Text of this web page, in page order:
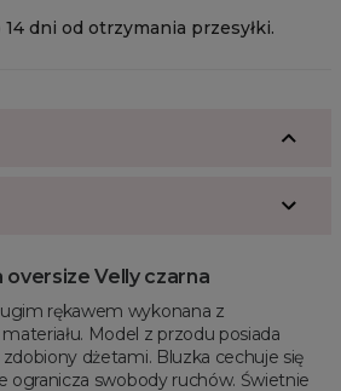
dni od otrzymania przesyłki.
Velly czarna
rękawem wykonana z
Model z przodu posiada
dżetami. Bluzka cechuje się
ogranicza swobody ruchów. Świetnie